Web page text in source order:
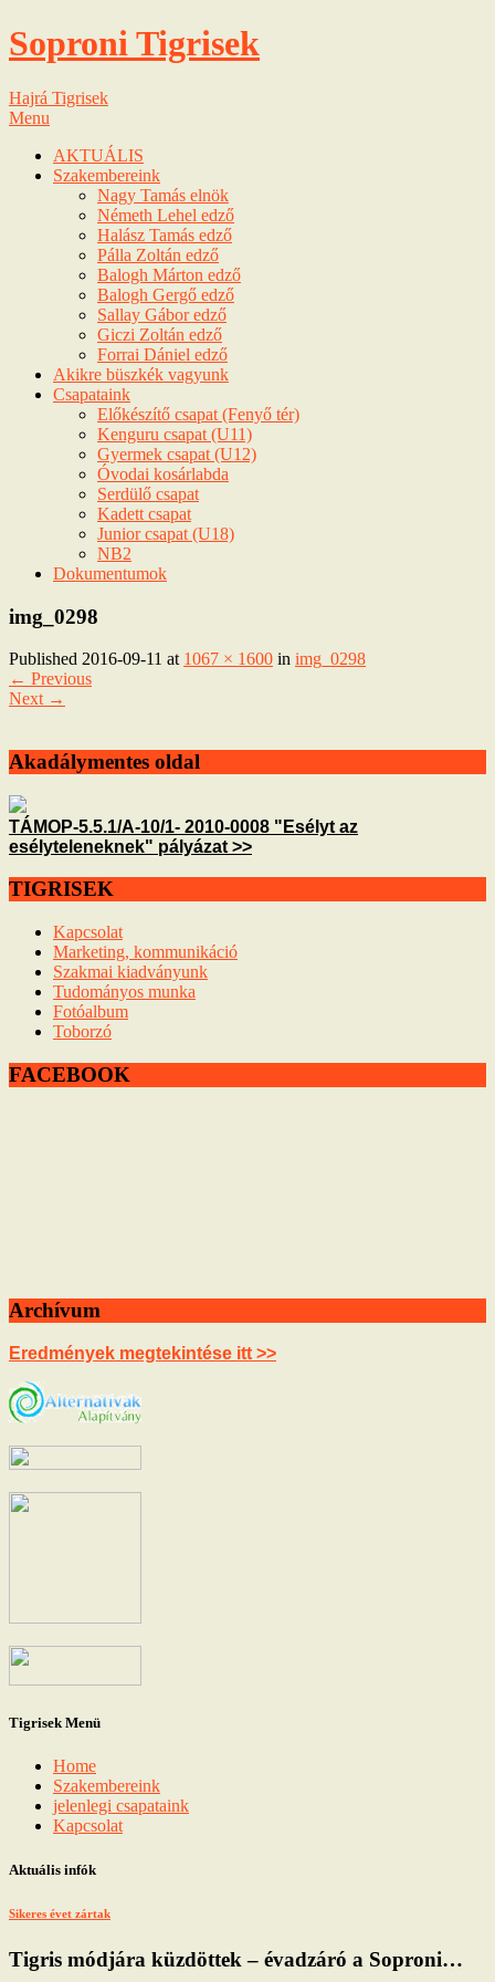
Soproni Tigrisek
Hajrá Tigrisek
Menu
AKTUÁLIS
Szakembereink
Nagy Tamás elnök
Németh Lehel edző
Halász Tamás edző
Pálla Zoltán edző
Balogh Márton edző
Balogh Gergő edző
Sallay Gábor edző
Giczi Zoltán edző
Forrai Dániel edző
Akikre büszkék vagyunk
Csapataink
Előkészítő csapat (Fenyő tér)
Kenguru csapat (U11)
Gyermek csapat (U12)
Óvodai kosárlabda
Serdülő csapat
Kadett csapat
Junior csapat (U18)
NB2
Dokumentumok
img_0298
Published 2016-09-11 at 1067 × 1600 in img_0298
← Previous
Next →
Akadálymentes oldal
TÁMOP-5.5.1/A-10/1- 2010-0008 "Esélyt az
esélyteleneknek" pályázat >>
TIGRISEK
Kapcsolat
Marketing, kommunikáció
Szakmai kiadványunk
Tudományos munka
Fotóalbum
Toborzó
FACEBOOK
Archívum
Eredmények megtekintése itt >>
Tigrisek Menü
Home
Szakembereink
jelenlegi csapataink
Kapcsolat
Aktuális infók
Sikeres évet zártak
Tigris módjára küzdöttek – évadzáró a Soproni…